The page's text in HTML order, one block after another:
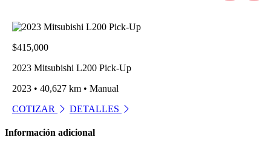
$415,000
2023 Mitsubishi L200 Pick-Up
2023 • 40,627 km • Manual
COTIZAR
DETALLES
Información adicional